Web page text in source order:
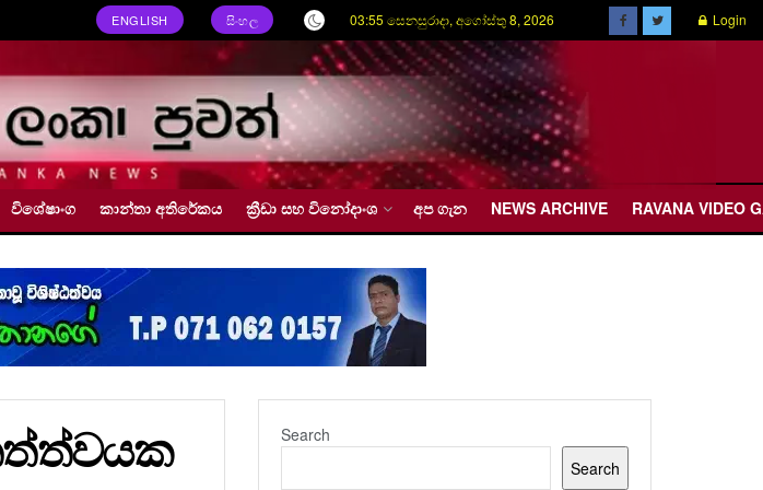
ENGLISH සිංහල 03:55 සෙනසුරාදා, අගෝස්තු 8, 2026 Login
විශේෂාංග කාන්තා අතිරේකය ක්‍රීඩා සහ විනෝදාංශ අප ගැන NEWS ARCHIVE RAVANA VIDEO
Search
Search